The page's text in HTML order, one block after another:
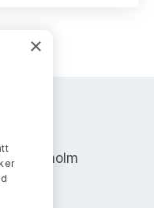
och uttalanden
Stockholm
×